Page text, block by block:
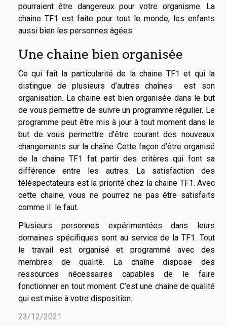
pourraient être dangereux pour votre organisme. La
chaine TF1 est faite pour tout le monde, les enfants
aussi bien les personnes âgées.
Une chaine bien organisée
Ce qui fait la particularité de la chaine TF1 et qui la
distingue de plusieurs d’autres chaînes est son
organisation. La chaine est bien organisée dans le but
de vous permettre de suivre un programme régulier. Le
programme peut être mis à jour à tout moment dans le
but de vous permettre d’être courant des nouveaux
changements sur la chaîne. Cette façon d’être organisé
de la chaine TF1 fat partir des critères qui font sa
différence entre les autres. La satisfaction des
téléspectateurs est la priorité chez la chaine TF1. Avec
cette chaine, vous ne pourrez ne pas être satisfaits
comme il le faut.
Plusieurs personnes expérimentées dans leurs
domaines spécifiques sont au service de la TF1. Tout
le travail est organisé et programmé avec des
membres de qualité. La chaîne dispose des
ressources nécessaires capables de le faire
fonctionner en tout moment. C’est une chaine de qualité
qui est mise à votre disposition.
23/12/2021